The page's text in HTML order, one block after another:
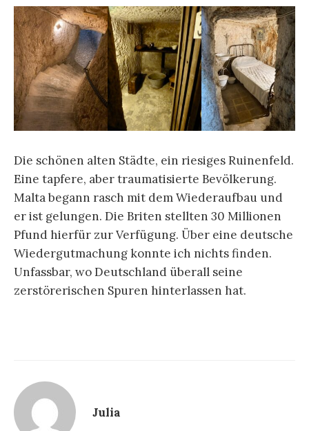
Die schönen alten Städte, ein riesiges Ruinenfeld.
Eine tapfere, aber traumatisierte Bevölkerung.
Malta begann rasch mit dem Wiederaufbau und
er ist gelungen. Die Briten stellten 30 Millionen
Pfund hierfür zur Verfügung. Über eine deutsche
Wiedergutmachung konnte ich nichts finden.
Unfassbar, wo Deutschland überall seine
zerstörerischen Spuren hinterlassen hat.
Julia